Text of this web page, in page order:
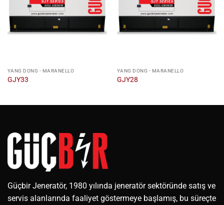
YANG DONG - MARANELLO
GJY33
YANG DONG - MARANELLO
GJY28
Güçbir Jeneratör, 1980 yılında jeneratör sektöründe satış ve
servis alanlarında faaliyet göstermeye başlamış, bu süreçte